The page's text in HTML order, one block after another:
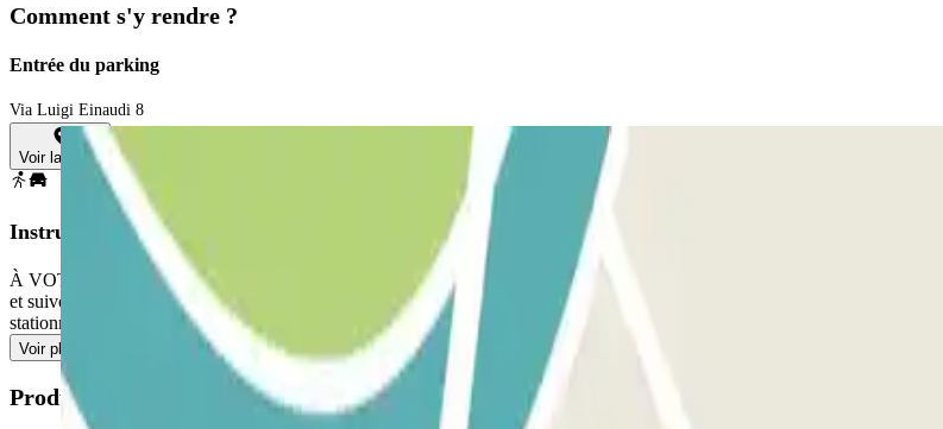
Comment s'y rendre ?
Entrée du parking
Via Luigi Einaudi 8
Voir la carte
Instructions
À VOTRE ARRIVÉE : Accédez au parking et présentez votre réservation Parclick au personnel. Suivez ensuite les
et suivez ses indications. SI VOTRE PASS COMPREND DES ENTRÉES ET SORTIES ILLIMITÉES : Présentez votre
stationnement supplémentaires directement au parking.
Voir plus
Produits disponibles